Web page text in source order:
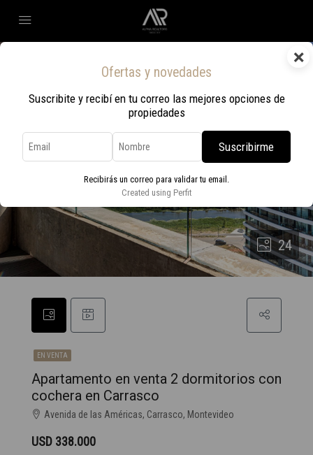
×
Ofertas y novedades
Suscribite y recibí en tu correo las mejores opciones de
propiedades
Suscribirme
Recibirás un correo para validar tu email.
Created using Perfit
24
EN VENTA
Apartamento en venta 2 dormitorios con
cochera en Carrasco
Avenida de las Américas, Carrasco, Montevideo
USD 338.000